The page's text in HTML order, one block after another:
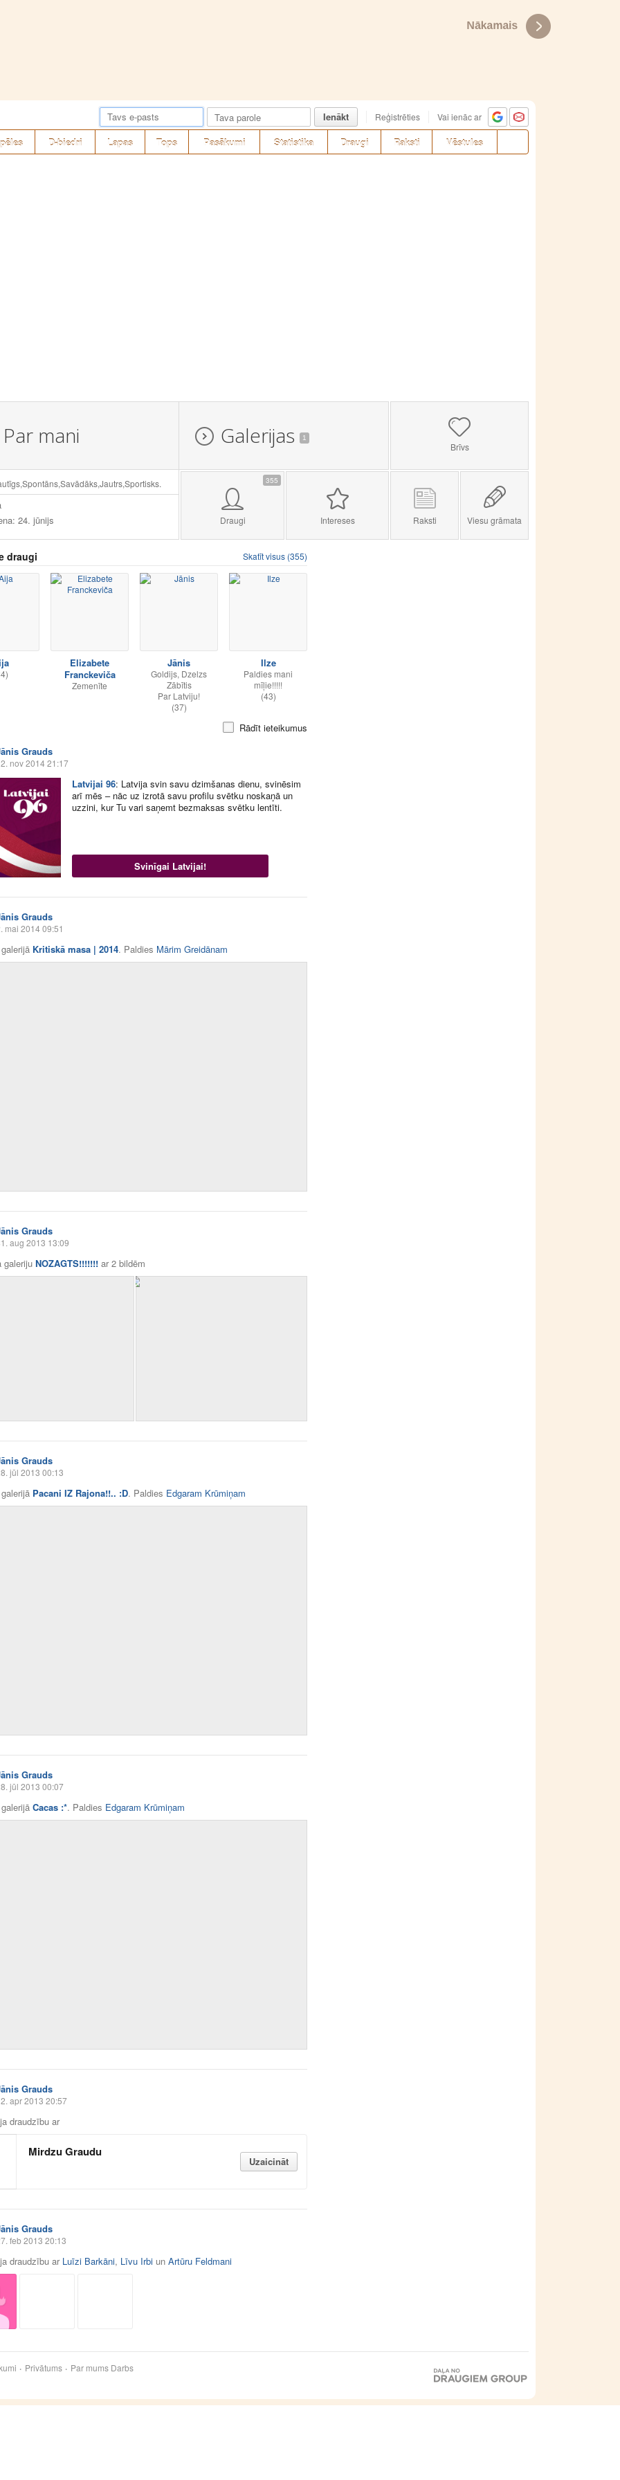
Ienākt Reģistrēties Vai ienāc ar
D-biedri Lapas Tops Pasākumi Statistika Draugi Raksti Vēstules
Par mani Galerijas 1
Brīvs
24. jūnijs
355
Draugi Intereses Raksti Viesu grāmata
draugi Skatīt visus (355)
Elizabete
Franckeviča
Zemenīte
Jānis
Goldijs, Dzelzs
Zābītis
Par Latviju!
(37)
Ilze
Paldies mani
mīļie!!!!!
(43)
Rādīt ieteikumus
Grauds
nov 2014 21:17
Latvijai 96: Latvija svin savu dzimšanas dienu, svinēsim
arī mēs – nāc uz izrotā savu profilu svētku noskaņā un
uzzini, kur Tu vari saņemt bezmaksas svētku lentīti.
Svinīgai Latvijai!
Grauds
mai 2014 09:51
Kritiskā masa | 2014. Paldies Mārim Greidānam
Grauds
aug 2013 13:09
galeriju NOZAGTS!!!!!!! ar2 bildēm
Grauds
jūl 2013 00:13
Pacani IZ Rajona!!.. :D. Paldies Edgaram Krūmiņam
Grauds
jūl 2013 00:07
Cacas :*. Paldies Edgaram Krūmiņam
Grauds
apr 2013 20:57
draudzību ar
Mirdzu Graudu
Uzaicināt
Grauds
feb 2013 20:13
draudzību ar Luīzi Barkāni, Līvu Irbi un Artūru Feldmani
Privātums Par mums Darbs